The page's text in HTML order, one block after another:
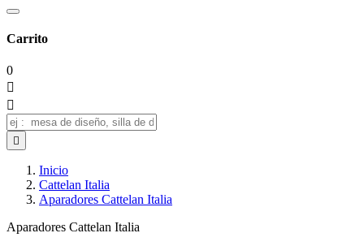
Carrito
0



Inicio
Cattelan Italia
Aparadores Cattelan Italia
Aparadores Cattelan Italia